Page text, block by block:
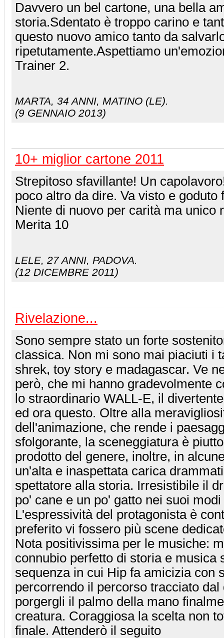
Davvero un bel cartone, una bella
storia.Sdentato è troppo carino e
questo nuovo amico tanto da
ripetutamente.Aspettiamo
Trainer 2.
MARTA, 34 ANNI, MATINO (LE).
(9 GENNAIO 2013)
10+ miglior cartone 2011
Strepitoso sfavillante! Un
poco altro da dire. Va visto e goduto
Niente di nuovo per carità ma unico
Merita 10
LELE, 27 ANNI, PADOVA.
(12 DICEMBRE 2011)
Rivelazione...
Sono sempre stato un forte
classica. Non mi sono mai piaciuti i
shrek, toy story e madagascar. Ve
però, che mi hanno gradevolmente
lo straordinario WALL-E, il
ed ora questo. Oltre alla
dell'animazione, che rende i
sfolgorante, la sceneggiatura è
prodotto del genere, inoltre, in
un'alta e inaspettata carica
spettatore alla storia. Irresistibile il
po' cane e un po' gatto nei suoi
L'espressività del protagonista è
preferito vi fossero più scene
Nota positivissima per le musiche:
connubio perfetto di storia e musica
sequenza in cui Hip fa amicizia con
percorrendo il percorso tracciato dal
porgergli il palmo della mano
creatura. Coraggiosa la scelta non
finale. Attenderò il seguito